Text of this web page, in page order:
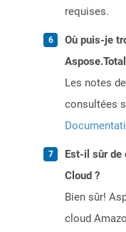
requises.
Où puis-je
Les notes
consultées
Est-il sûr de
Cloud ?
Bien sûr!
cloud